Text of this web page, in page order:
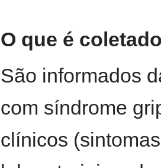
O que é
São informados
com síndrome
clínicos